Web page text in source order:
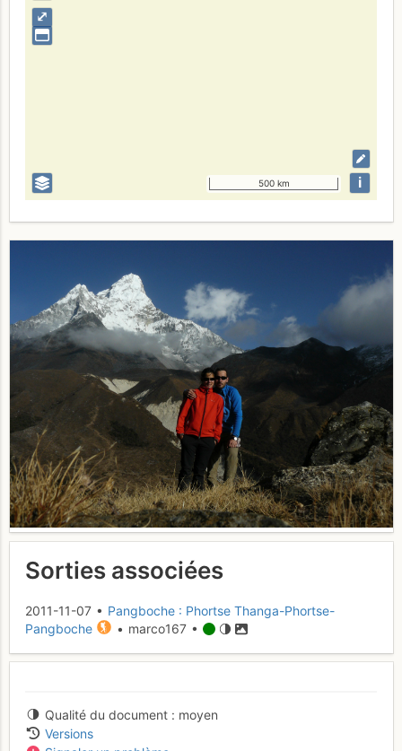
⤢
500 km i
Sorties associées
2011-11-07 • Pangboche : Phortse Thanga-Phortse-
Pangboche
• marco167 •
Qualité du document
moyen
Versions